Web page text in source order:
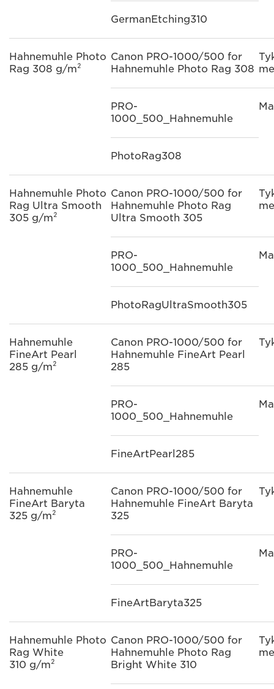
GermanEtching310
Hahnemuhle Photo
Rag 308 g/m²
Canon PRO-1000/500 for
Hahnemuhle Photo Rag 308
PRO-
1000_500_Hahnemuhle
PhotoRag308
Hahnemuhle Photo
Rag Ultra Smooth
305 g/m²
Canon PRO-1000/500 for
Hahnemuhle Photo Rag
Ultra Smooth 305
PRO-
1000_500_Hahnemuhle
PhotoRagUltraSmooth305
Hahnemuhle
FineArt Pearl
285 g/m²
Canon PRO-1000/500 for
Hahnemuhle FineArt Pearl
285
PRO-
1000_500_Hahnemuhle
FineArtPearl285
Hahnemuhle
FineArt Baryta
325 g/m²
Canon PRO-1000/500 for
Hahnemuhle FineArt Baryta
325
PRO-
1000_500_Hahnemuhle
FineArtBaryta325
Hahnemuhle Photo
Rag White
310 g/m²
Canon PRO-1000/500 for
Hahnemuhle Photo Rag
Bright White 310